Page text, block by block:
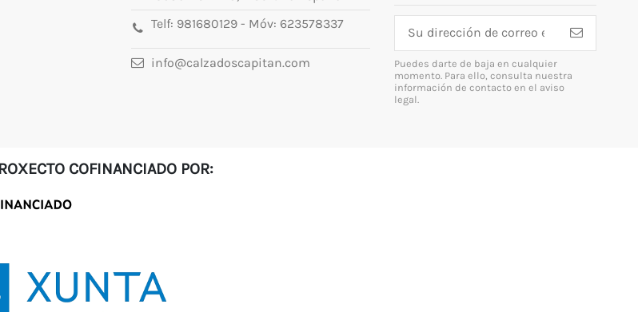
Telf: 981680129- Móv: 623578337
info@calzadoscapitan.com
Puedes darte de baja en cualquier
momento. Para ello, consulta nuestra
información de contacto en el aviso
legal.
COFINANCIADO POR: